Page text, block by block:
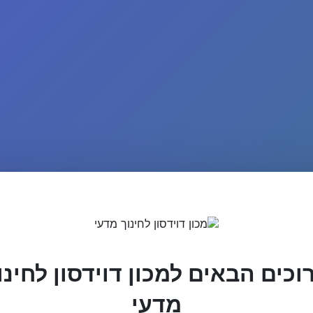
הבאים למכון דוידסון
מדעי